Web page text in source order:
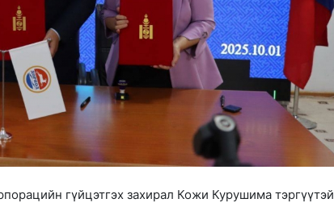
гүйцэтгэх захирал Кожи Курушима тэргүүтэй